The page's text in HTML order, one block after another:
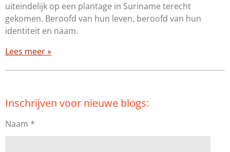
uiteindelijk op een plantage in Suriname terecht
gekomen. Beroofd van hun leven, beroofd van hun
identiteit en naam.
Lees meer »
Inschrijven voor nieuwe blogs:
Naam *